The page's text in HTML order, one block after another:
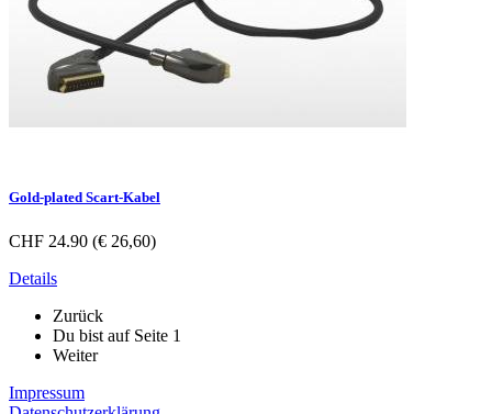
Gold-plated Scart-Kabel
CHF 24.90 (€ 26,60)
Details
Zurück
Du bist auf Seite 1
Weiter
Impressum